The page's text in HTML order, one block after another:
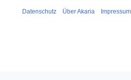
Datenschutz Über Akaria Impressum